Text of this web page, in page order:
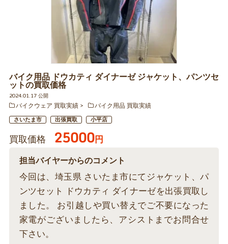
バイク用品 ドウカティ ダイナーゼ ジャケット、パンツセ
ットの買取価格
2024.01.17 公開
バイクウェア 買取実績
バイク用品 買取実績
さいたま市 出張買取 小平店
買取価格 25000円
担当バイヤーからのコメント
今回は、埼玉県 さいたま市にてジャケット、パ
ンツセット ドウカティ ダイナーゼを出張買取し
ました。 お引越しや買い替えでご不要になった
家電がございましたら、アシストまでお問合せ
下さい。